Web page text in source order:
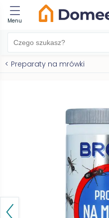
Menu
< Preparaty na mrówki